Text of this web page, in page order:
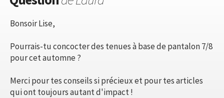
Bonsoir Lise,
Pourrais-tu concocter des tenues à base de pantalon 7/8
pour cet automne ?
Merci pour tes conseils si précieux et pour tes articles
qui ont toujours autant d'impact !